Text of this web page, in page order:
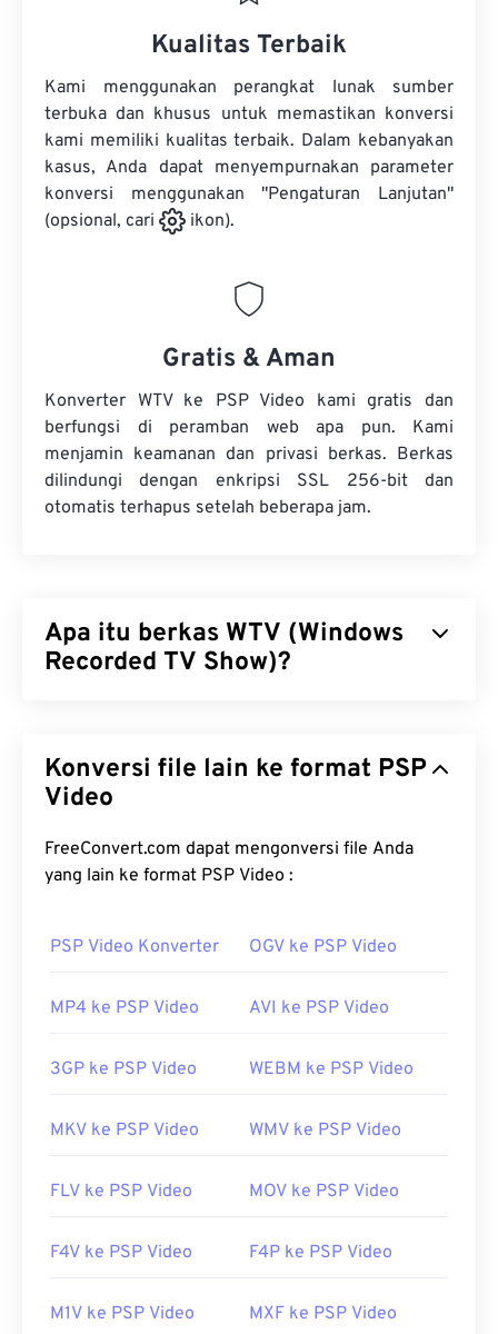
Kualitas Terbaik
Kami menggunakan perangkat lunak sumber
terbuka dan khusus untuk memastikan konversi
kami memiliki kualitas terbaik. Dalam kebanyakan
kasus, Anda dapat menyempurnakan parameter
konversi menggunakan "Pengaturan Lanjutan"
(opsional, cari
ikon).
Gratis & Aman
Konverter WTV ke PSP Video kami gratis dan
berfungsi di peramban web apa pun. Kami
menjamin keamanan dan privasi berkas. Berkas
dilindungi dengan enkripsi SSL 256-bit dan
otomatis terhapus setelah beberapa jam.
Apa itu berkas WTV (Windows
Recorded TV Show)?
dengan produk Microsoft. WTV adalah wadah
multimedia yang mengompresi video dengan
Layer IIatauDolby Digital AC-3. WTV mendukung
metadata danmanajemen hak digital (DRM)
WTV?
Perlu diketahui bahwa Microsoft tidak lagi
berkas WTV. Jika hak cipta melindungi konten,
Windows yang digunakan untuk merekamnya. Jika
tersebut dapat diputar di platform lain.
antara lainVLC Media Player,Cyberlink
Konversi file lain ke format PSP
Video
FreeConvert.com dapat mengonversi file Anda
yang lain ke format PSP Video :
PSP Video Konverter OGV ke PSP Video
MP4 ke PSP Video AVI ke PSP Video
3GP ke PSP Video WEBM ke PSP Video
MKV ke PSP Video WMV ke PSP Video
FLV ke PSP Video MOV ke PSP Video
F4V ke PSP Video F4P ke PSP Video
M1V ke PSP Video MXF ke PSP Video